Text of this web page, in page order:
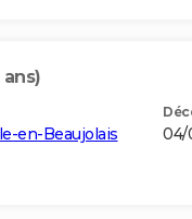
ans)
en-Beaujolais 04/